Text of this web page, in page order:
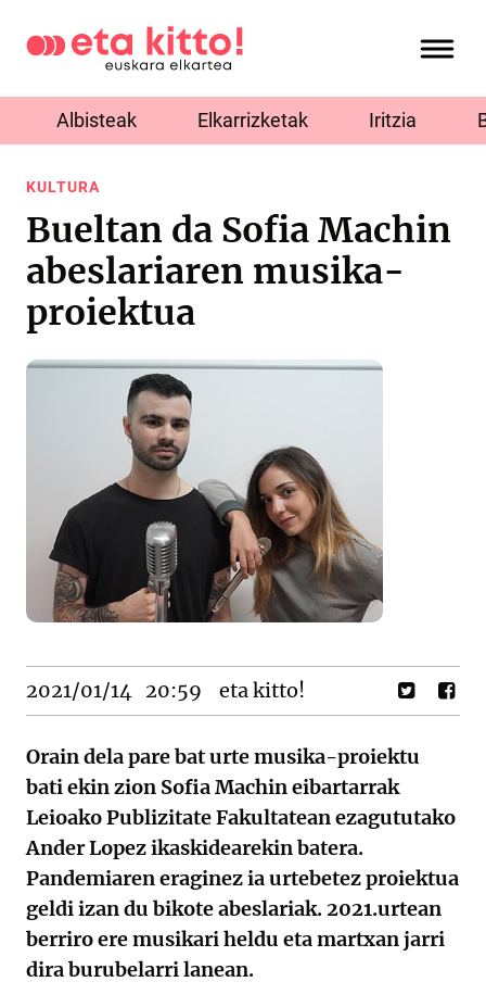
Albisteak Elkarrizketak Iritzia
KULTURA
Bueltan da Sofia Machin
abeslariaren musika-
proiektua
2021/01/14 20:59 eta kitto!
Orain dela pare bat urte musika-proiektu
bati ekin zion Sofia Machin eibartarrak
Leioako Publizitate Fakultatean ezagututako
Ander Lopez ikaskidearekin batera.
Pandemiaren eraginez ia urtebetez proiektua
geldi izan du bikote abeslariak. 2021.urtean
berriro ere musikari heldu eta martxan jarri
dira burubelarri lanean.